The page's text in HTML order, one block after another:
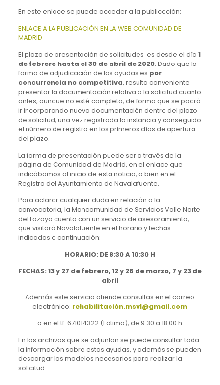
En este enlace se puede acceder a la publicación:
ENLACE A LA PUBLICACIÓN EN LA WEB COMUNIDAD DE
MADRID
El plazo de presentación de solicitudes es desde el día 1
de febrero hasta el 30 de abril de 2020. Dado que la
forma de adjudicación de las ayudas es por
concurrencia no competitiva, resulta conveniente
presentar la documentación relativa a la solicitud cuanto
antes, aunque no esté completa, de forma que se podrá
ir incorporando nueva documentación dentro del plazo
de solicitud, una vez registrada la instancia y conseguido
el número de registro en los primeros días de apertura
del plazo.
La forma de presentación puede ser a través de la
página de Comunidad de Madrid, en el enlace que
indicábamos al inicio de esta noticia, o bien en el
Registro del Ayuntamiento de Navalafuente.
Para aclarar cualquier duda en relación a la
convocatoria, la Mancomunidad de Servicios Valle Norte
del Lozoya cuenta con un servicio de asesoramiento,
que visitará Navalafuente en el horario y fechas
indicadas a continuación:
HORARIO: DE 8:30 A 10:30 H
FECHAS: 13 y 27 de febrero, 12 y 26 de marzo, 7 y 23 de
abril
Además este servicio atiende consultas en el correo
electrónico: rehabilitación.msvl@gmail.com
o en el tf: 671014322 (Fátima), de 9:30 a 18:00 h
En los archivos que se adjuntan se puede consultar toda
la información sobre estas ayudas, y además se pueden
descargar los modelos necesarios para realizar la
solicitud: